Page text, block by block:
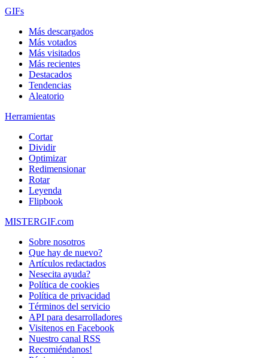
GIFs
Más descargados
Más votados
Más visitados
Más recientes
Destacados
Tendencias
Aleatorio
Herramientas
Cortar
Dividir
Optimizar
Redimensionar
Rotar
Leyenda
Flipbook
MISTERGIF.com
Sobre nosotros
Que hay de nuevo?
Artículos redactados
Nesecita ayuda?
Política de cookies
Política de privacidad
Términos del servicio
API para desarrolladores
Visitenos en Facebook
Nuestro canal RSS
Recomiéndanos!